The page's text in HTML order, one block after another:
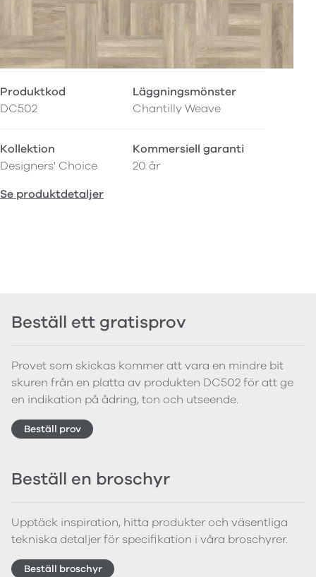
Produktkod
DC502
Läggningsmönster
Chantilly Weave
Kollektion
Designers' Choice
Kommersiell garanti
20 år
Se produktdetaljer
Beställ ett gratisprov
Provet som skickas kommer att vara en mindre bit
skuren från en platta av produkten DC502 för att ge
en indikation på ådring, ton och utseende.
Beställ prov
Beställ en broschyr
Upptäck inspiration, hitta produkter och väsentliga
tekniska detaljer för specifikation i våra broschyrer.
Beställ broschyr